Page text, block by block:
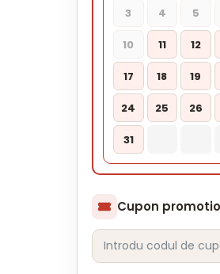
3 4 5
10 11 12
17 18 19
24 25 26
31
Cupon